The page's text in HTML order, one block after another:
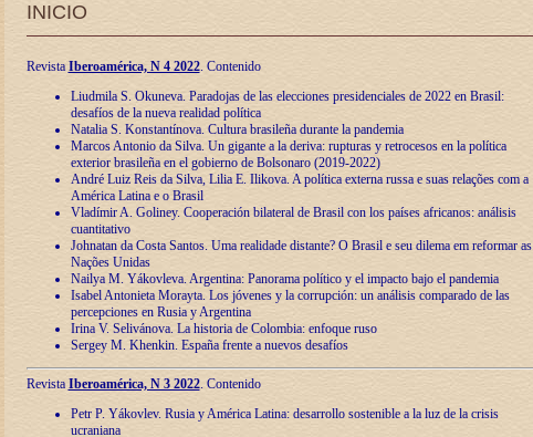
INICIO
Revista Iberoamérica, N 4 2022. Contenido
Liudmila S. Okuneva. Paradojas de las elecciones presidenciales de 2022 en Brasil:
desafíos de la nueva realidad política
Natalia S. Konstantínova. Cultura brasileña durante la pandemia
Marcos Antonio da Silva. Un gigante a la deriva: rupturas y retrocesos en la política
exterior brasileña en el gobierno de Bolsonaro (2019-2022)
André Luiz Reis da Silva, Lilia E. Ilikova. A política externa russa e suas relações com a
América Latina e o Brasil
Vladímir A. Goliney. Cooperación bilateral de Brasil con los países africanos: análisis
cuantitativo
Johnatan da Costa Santos. Uma realidade distante? O Brasil e seu dilema em reformar as
Nações Unidas
Nailya M. Yákovleva. Argentina: Panorama político y el impacto bajo el pandemia
Isabel Antonieta Morayta. Los jóvenes y la corrupción: un análisis comparado de las
percepciones en Rusia y Argentina
Irina V. Selivánova. La historia de Colombia: enfoque ruso
Sergey M. Khenkin. España frente a nuevos desafíos
Revista Iberoamérica, N 3 2022. Contenido
Petr P. Yákovlev. Rusia y América Latina: desarrollo sostenible a la luz de la crisis
ucraniana